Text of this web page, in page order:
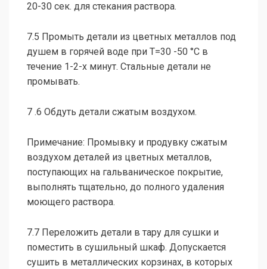
20-30 сек. для стекания раствора.
7.5 Промыть детали из цветных металлов под
душем в горячей воде при Т=30 -50 °С в
течение 1-2-х минут. Стальные детали не
промывать.
7 .6 Обдуть детали сжатым воздухом.
Примечание: Промывку и продувку сжатым
воздухом деталей из цветных металлов,
поступающих на гальваническое покрытие,
выполнять тщательно, до полного удаления
моющего раствора.
7.7 Переложить детали в тару для сушки и
поместить в сушильный шкаф. Допускается
сушить в металлических корзинах, в которых